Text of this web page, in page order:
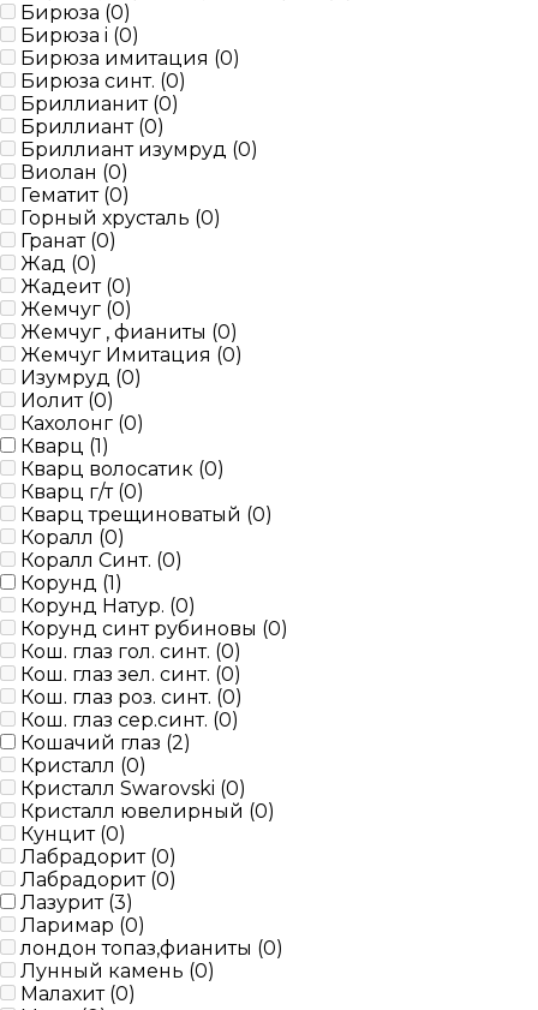
Бирюза (0)
Бирюза i (0)
Бирюза имитация (0)
Бирюза синт. (0)
Бриллианит (0)
Бриллиант (0)
Бриллиант изумруд (0)
Виолан (0)
Гематит (0)
Горный хрусталь (0)
Гранат (0)
Жад (0)
Жадеит (0)
Жемчуг (0)
Жемчуг , фианиты (0)
Жемчуг Имитация (0)
Изумруд (0)
Иолит (0)
Кахолонг (0)
Кварц (1)
Кварц волосатик (0)
Кварц г/т (0)
Кварц трещиноватый (0)
Коралл (0)
Коралл Синт. (0)
Корунд (1)
Корунд Натур. (0)
Корунд синт рубиновы (0)
Кош. глаз гол. синт. (0)
Кош. глаз зел. синт. (0)
Кош. глаз роз. синт. (0)
Кош. глаз сер.синт. (0)
Кошачий глаз (2)
Кристалл (0)
Кристалл Swarovski (0)
Кристалл ювелирный (0)
Кунцит (0)
Лабрадорит (0)
Лабрадорит (0)
Лазурит (3)
Ларимар (0)
лондон топаз,фианиты (0)
Лунный камень (0)
Малахит (0)